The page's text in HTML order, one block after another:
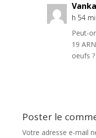
h 54
Peut-
19
oeufs ?
Poster le
Votre adresse e-mail